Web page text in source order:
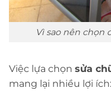
Vì sao nên chọn
Việc lựa chọn sửa
mang lại nhiều lợi ích: